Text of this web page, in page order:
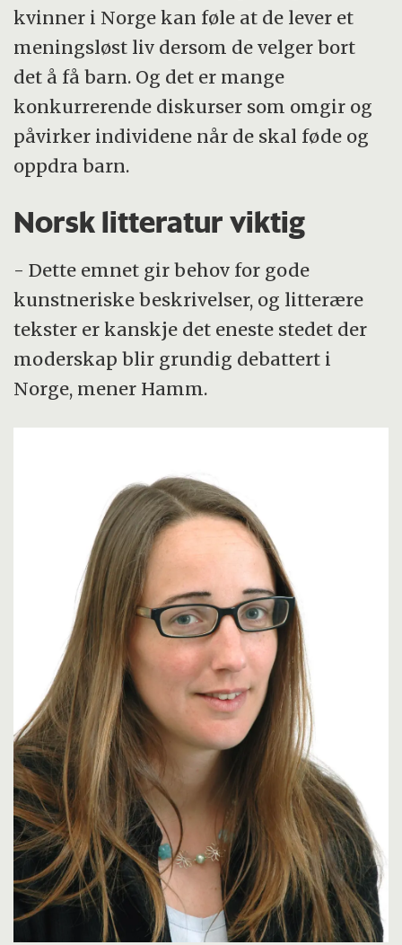
kvinner i Norge kan føle at de lever et
meningsløst liv dersom de velger bort
det å få barn. Og det er mange
konkurrerende diskurser som omgir og
påvirker individene når de skal føde og
oppdra barn.
Norsk litteratur viktig
- Dette emnet gir behov for gode
kunstneriske beskrivelser, og litterære
tekster er kanskje det eneste stedet der
moderskap blir grundig debattert i
Norge, mener Hamm.